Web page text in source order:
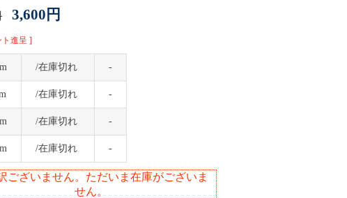
3,600円
ト進呈 ]
/在庫切れ -
/在庫切れ -
/在庫切れ -
/在庫切れ -
ございません。ただいま在庫がございま
せん。